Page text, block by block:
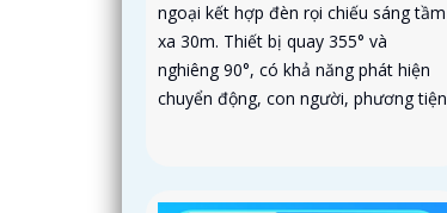
ngoại kết hợp đèn rọi chiếu sáng tầm
xa 30m. Thiết bị quay 355° và
nghiêng 90°, có khả năng phát hiện
chuyển động, con người, phương tiện